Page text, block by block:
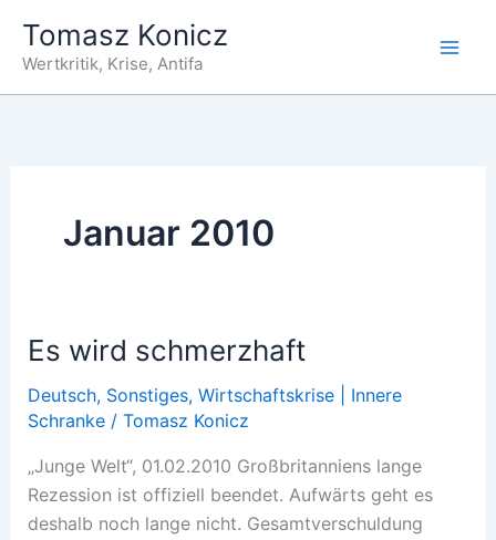
Inhalt
springen
Tomasz Konicz
Wertkritik, Krise, Antifa
Januar 2010
Es wird schmerzhaft
Deutsch, Sonstiges, Wirtschaftskrise | Innere
Schranke/ Tomasz Konicz
„Junge Welt“, 01.02.2010 Großbritanniens lange
Rezession ist offiziell beendet. Aufwärts geht es
deshalb noch lange nicht. Gesamtverschuldung